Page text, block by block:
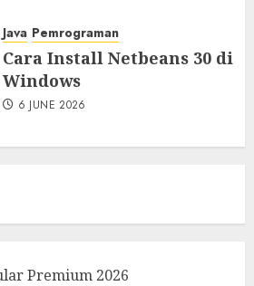
Java Pemrograman
Cara Install Netbeans 30 di
Windows
6 JUNE 2026
Premium 2026